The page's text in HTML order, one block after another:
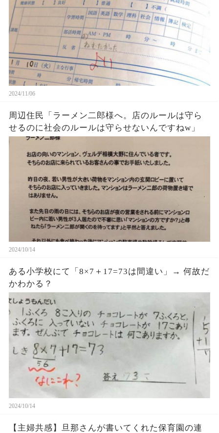
2024/11/06
周辺住民「ラーメン二郎様へ。店のルールは守ら
せるのに社会のルールは守らせないんですねw」
2024/10/14
ある小学校にて「8×7＋17=73は間違い」→ 何故だ
かわかる？
2024/10/14
【主婦共感】旦那さんが書いてくれた保育園の連